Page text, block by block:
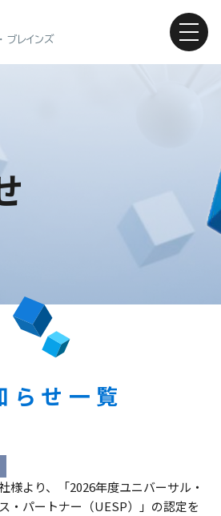
ブレインズ
らせ一覧
様より、「2026年度ユニバーサル・
・パートナー（UESP）」の認定を